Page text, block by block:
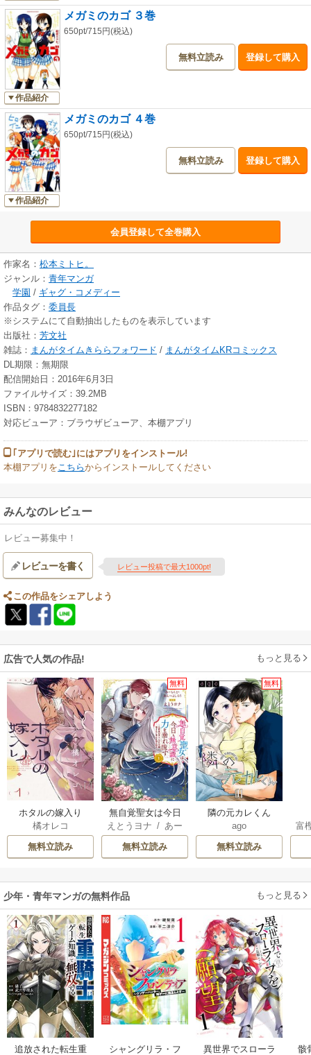
作品紹介
メガミのカゴ ３巻
650pt/715円(税込)
無料立読み 登録して購入
作品紹介
メガミのカゴ ４巻
650pt/715円(税込)
無料立読み 登録して購入
会員登録して全巻購入
作家名： 松本ミトヒ。
ジャンル： 青年マンガ
学園 / ギャグ・コメディー
作品タグ： 委員長
※システムにて自動抽出したものを表示しています
出版社： 芳文社
雑誌： まんがタイムきららフォワード / まんがタイムKRコミックス
DL期限：無期限
配信開始日：2016年6月3日
ファイルサイズ：39.2MB
ISBN：9784832277182
対応ビューア：ブラウザビューア、本棚アプリ
｢アプリで読む｣にはアプリをインストール!
本棚アプリを こちらからインストールしてください
みんなのレビュー
レビュー募集中！
レビューを書く レビュー投稿で最大1000pt!
この作品をシェアしよう
広告で人気の作品! もっと見る
ホタルの嫁入り
橘オレコ
無料立読み
無料
無自覚聖女は今日
も無意識に力を垂
れ流す ～公爵家
の落ちこぼれ令
を掴み取る～
えとうヨナ / あー
もんど/あんべよ
しろう
無料立読み
無料
隣の元カレくん
ago
無料立読み
富
少年・青年マンガの無料作品 もっと見る
追放された転生重 シャングリラ・フ 異世界でスローラ 骸